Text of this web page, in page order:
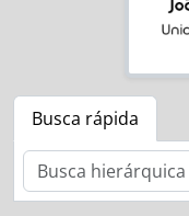
Busca rápida